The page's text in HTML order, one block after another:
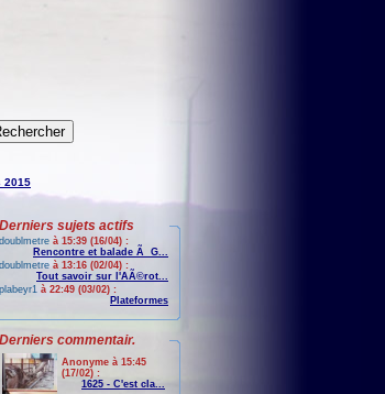
2015
Derniers sujets actifs
doublmetre à 15:39 (16/04) :
Rencontre et balade Ã G...
doublmetre à 13:16 (02/04) :
Tout savoir sur l'AÃ©rot...
plabeyr1 à 22:49 (03/02) :
Plateformes
Derniers commentair.
Anonyme à 15:45
(17/02) :
1625 - C'est cla...